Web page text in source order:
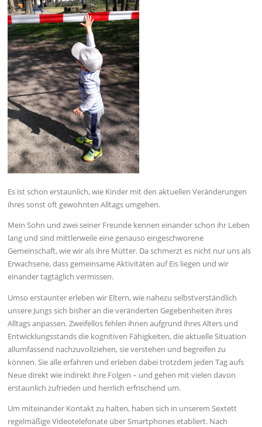
Es ist schon erstaunlich, wie Kinder mit den aktuellen Veränderungen
ihres sonst oft gewohnten Alltags umgehen.
Mein Sohn und zwei seiner Freunde kennen einander schon ihr Leben
lang und sind mittlerweile eine genauso eingeschworene
Gemeinschaft, wie wir als ihre Mütter. Da schmerzt es nicht nur uns als
Erwachsene, dass gemeinsame Aktivitäten auf Eis liegen und wir
einander tagtäglich vermissen.
Umso erstaunter erleben wir Eltern, wie nahezu selbstverständlich
unsere Jungs sich bisher an die veränderten Gegebenheiten ihres
Alltags anpassen. Zweifellos fehlen ihnen aufgrund ihres Alters und
Entwicklungsstands die kognitiven Fähigkeiten, die aktuelle Situation
allumfassend nachzuvollziehen, sie verstehen und begreifen zu
können. Sie alle erfahren und erleben dabei trotzdem jeden Tag aufs
Neue direkt wie indirekt ihre Folgen – und gehen mit vielen davon
erstaunlich zufrieden und herrlich erfrischend um.
Um miteinander Kontakt zu halten, haben sich in unserem Sextett
regelmäßige Videotelefonate über Smartphones etabliert. Nach